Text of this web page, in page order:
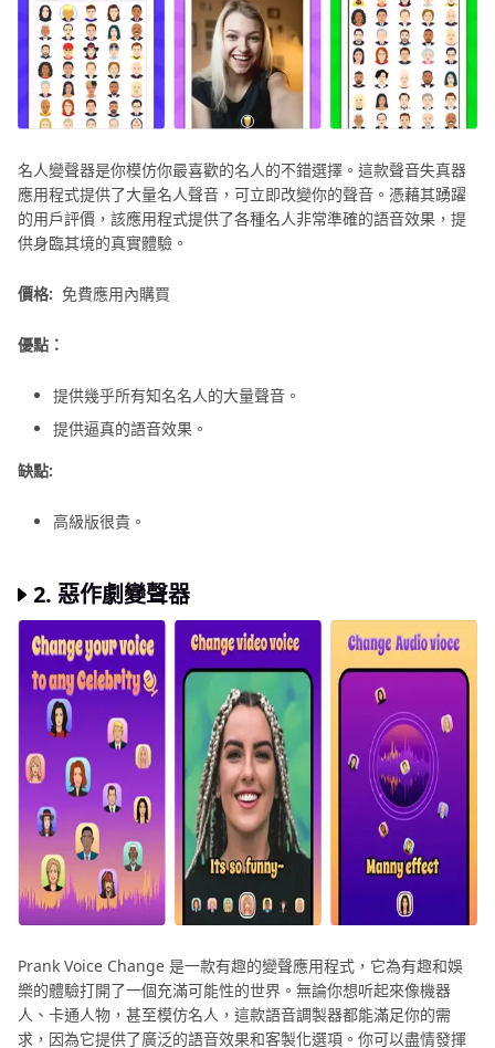
名人變聲器是你模仿你最喜歡的名人的不錯選擇。這款聲音失真器
應用程式提供了大量名人聲音，可立即改變你的聲音。憑藉其踴躍
的用戶評價，該應用程式提供了各種名人非常準確的語音效果，提
供身臨其境的真實體驗。
價格: 免費應用內購買
優點：
提供幾乎所有知名名人的大量聲音。
提供逼真的語音效果。
缺點:
高級版很貴。
2. 惡作劇變聲器
Prank Voice Change 是一款有趣的變聲應用程式，它為有趣和娛
樂的體驗打開了一個充滿可能性的世界。無論你想听起來像機器
人、卡通人物，甚至模仿名人，這款語音調製器都能滿足你的需
求，因為它提供了廣泛的語音效果和客製化選項。你可以盡情發揮